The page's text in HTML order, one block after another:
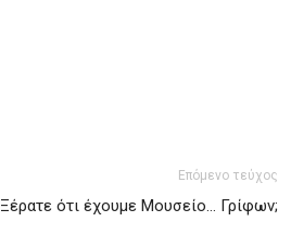
Επόμενο τεύχος
Ξέρατε ότι έχουμε Μουσείο… Γρίφων;